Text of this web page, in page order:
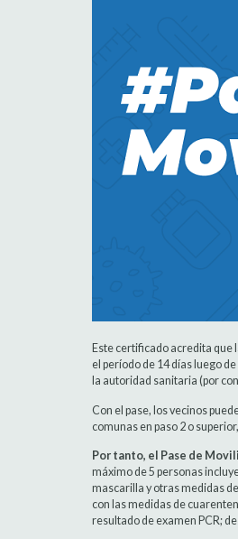
Este certificado acredita que
el período de 14 días luego
la autoridad sanitaria (por
Con el pase, los vecinos
comunas en paso 2 o
Por tanto, el Pase de
máximo de 5 personas
mascarilla y otras medidas
con las medidas de
resultado de examen PCR;